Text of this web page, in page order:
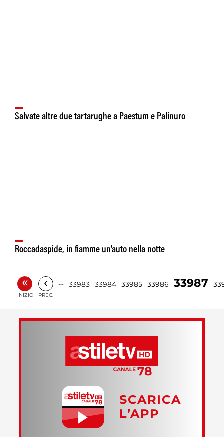
Salvate altre due tartarughe a Paestum e Palinuro
Roccadaspide, in fiamme un'auto nella notte
«
INIZIO
‹
PREC.
… 33983 33984 33985 33986 33987
SCARICA
L’APP